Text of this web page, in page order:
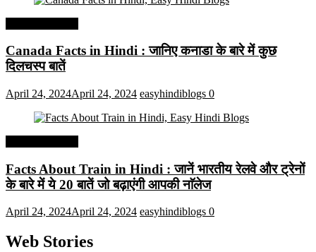
Canada Facts in Hindi : जानिए कनाडा के बारे में कुछ
दिलचस्प बातें
April 24, 2024April 24, 2024 easyhindiblogs 0
Facts About Train in Hindi : जानें भारतीय रेलवे और ट्रेनों
के बारे में ये 20 बातें जो बढ़ाएंगी आपकी नाॅलेज
April 24, 2024April 24, 2024 easyhindiblogs 0
Web Stories